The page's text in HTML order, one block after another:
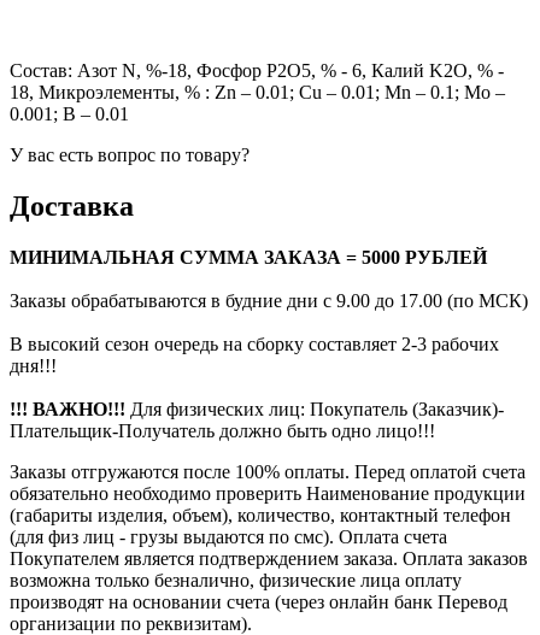
Состав: Азот N, %-18, Фосфор P2O5, % - 6, Калий K2O, % -
18, Микроэлементы, % : Zn – 0.01; Cu – 0.01; Mn – 0.1; Mo –
0.001; B – 0.01
У вас есть вопрос по товару?
Доставка
МИНИМАЛЬНАЯ СУММА ЗАКАЗА = 5000 РУБЛЕЙ
Заказы обрабатываются в будние дни с 9.00 до 17.00 (по МСК)
В высокий сезон очередь на сборку составляет 2-3 рабочих
дня!!!
!!! ВАЖНО!!! Для физических лиц: Покупатель (Заказчик)-
Плательщик-Получатель должно быть одно лицо!!!
Заказы отгружаются после 100% оплаты. Перед оплатой счета
обязательно необходимо проверить Наименование продукции
(габариты изделия, объем), количество, контактный телефон
(для физ лиц - грузы выдаются по смс). Оплата счета
Покупателем является подтверждением заказа. Оплата заказов
возможна только безналично, физические лица оплату
производят на основании счета (через онлайн банк Перевод
организации по реквизитам).